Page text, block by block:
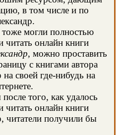
в том числе и по
могли полностью
читать онлайн книги
, можно проставить
с книгами автора
своей где-нибудь на
того, как удалось
читать онлайн книги
читатели получили бы